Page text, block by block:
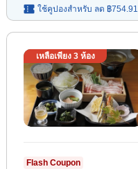
ใช้คูปองสำหรับ ลด ฿754.91
เหลือเพียง 3ห้อง
Flash Coupon